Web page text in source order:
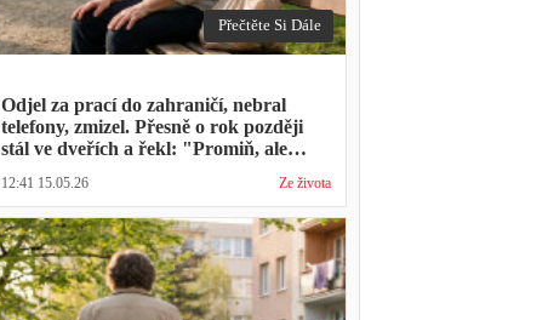
Přečtěte Si Dále
Odjel za prací do zahraničí, nebral
telefony, zmizel. Přesně o rok později
stál ve dveřích a řekl: "Promiň, ale
12:41 15.05.26 Ze života